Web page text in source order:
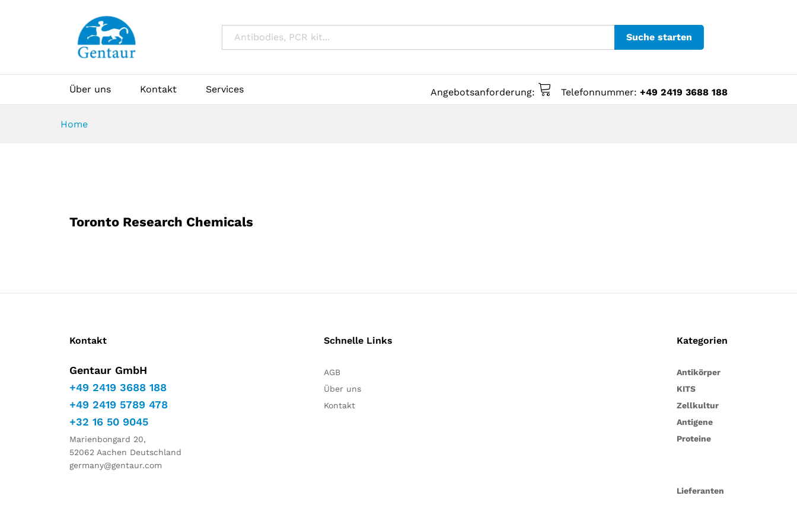
Suche starten
Über uns Kontakt Services Angebotsanforderung: Telefonnummer: +49 2419 3688 188
Home
Toronto Research Chemicals
Kontakt
Gentaur GmbH
+49 2419 3688 188
+49 2419 5789 478
+32 16 50 9045
Marienbongard 20,
52062 Aachen Deutschland
germany@gentaur.com
Schnelle Links
AGB
Über uns
Kontakt
Kategorien
Antikörper
KITS
Zellkultur
Antigene
Proteine
Lieferanten